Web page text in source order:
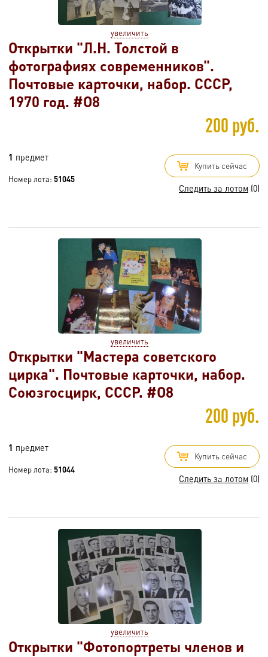
увеличить
Открытки "Л.Н. Толстой в
фотографиях современников".
Почтовые карточки, набор. СССР,
1970 год. #O8
200 руб.
1 предмет
Номер лота: 51045
Купить сейчас
Следить за лотом (0)
увеличить
Открытки "Мастера советского
цирка". Почтовые карточки, набор.
Союзгосцирк, СССР. #O8
200 руб.
1 предмет
Номер лота: 51044
Купить сейчас
Следить за лотом (0)
увеличить
Открытки "Фотопортреты членов и